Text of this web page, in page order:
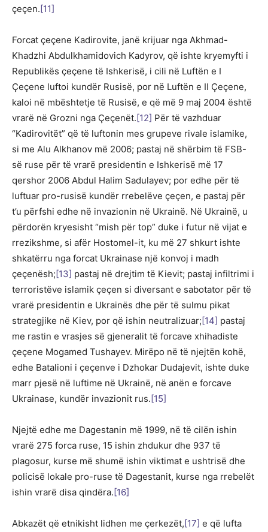
çeçen.[11]
Forcat çeçene Kadirovite, janë krijuar nga Akhmad-
Khadzhi Abdulkhamidovich Kadyrov, që ishte kryemyfti i
Republikës çeçene të Ishkerisë, i cili në Luftën e I
Çeçene luftoi kundër Rusisë, por në Luftën e II Çeçene,
kaloi në mbështetje të Rusisë, e që më 9 maj 2004 është
vrarë në Grozni nga Çeçenët.[12] Për të vazhduar
“Kadirovitët” që të luftonin mes grupeve rivale islamike,
si me Alu Alkhanov më 2006; pastaj në shërbim të FSB-
së ruse për të vrarë presidentin e Ishkerisë më 17
qershor 2006 Abdul Halim Sadulayev; por edhe për të
luftuar pro-rusisë kundër rrebelëve çeçen, e pastaj për
t’u përfshi edhe në invazionin në Ukrainë. Në Ukrainë, u
përdorën kryesisht “mish për top” duke i futur në vijat e
rrezikshme, si afër Hostomel-it, ku më 27 shkurt ishte
shkatërru nga forcat Ukrainase një konvoj i madh
çeçenësh;[13] pastaj në drejtim të Kievit; pastaj infiltrimi i
terroristëve islamik çeçen si diversant e sabotator për të
vrarë presidentin e Ukrainës dhe për të sulmu pikat
strategjike në Kiev, por që ishin neutralizuar;[14] pastaj
me rastin e vrasjes së gjeneralit të forcave xhihadiste
çeçene Mogamed Tushayev. Mirëpo në të njejtën kohë,
edhe Batalioni i çeçenve i Dzhokar Dudajevit, ishte duke
marr pjesë në luftime në Ukrainë, në anën e forcave
Ukrainase, kundër invazionit rus.[15]
Njejtë edhe me Dagestanin më 1999, në të cilën ishin
vrarë 275 forca ruse, 15 ishin zhdukur dhe 937 të
plagosur, kurse më shumë ishin viktimat e ushtrisë dhe
policisë lokale pro-ruse të Dagestanit, kurse nga rrebelët
ishin vrarë disa qindëra.[16]
Abkazët që etnikisht lidhen me çerkezët,[17] e që lufta